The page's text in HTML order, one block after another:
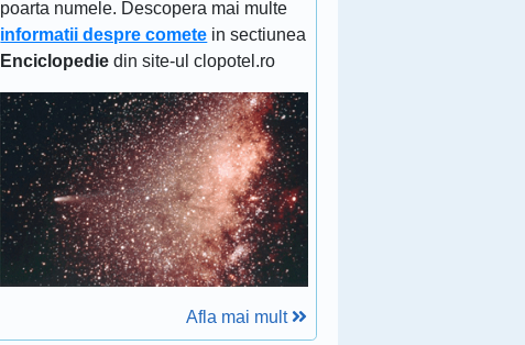
poarta numele. Descopera mai multe
informatii despre comete in sectiunea
Enciclopedie din site-ul clopotel.ro
Afla mai mult